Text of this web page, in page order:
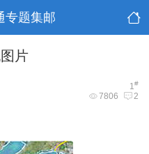
专题集邮
片
1#
7806 2